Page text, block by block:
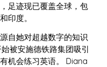
足迹现已覆盖全球，包
印度。
自她对超越数字的知识
被安施德铁路集团吸引
机会练习英语。 Diana